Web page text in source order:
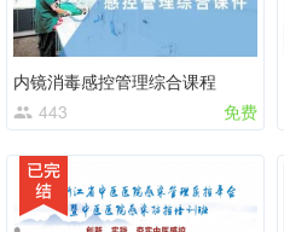
内镜消毒感控管理综合课程
443
免费